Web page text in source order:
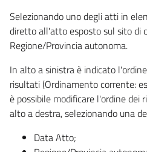
Selezionando uno degli atti in
diretto all'atto esposto sul sito di
Regione/Provincia autonoma.
In alto a sinistra è indicato
risultati (Ordinamento corrente:
è possibile modificare l'ordine
alto a destra, selezionando una
Data Atto;